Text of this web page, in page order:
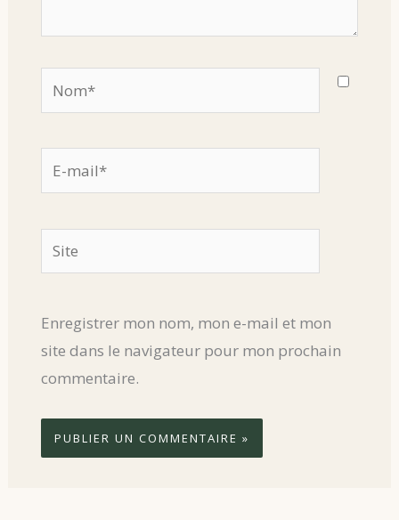
Nom*
E-
mail*
Site
Enregistrer mon nom, mon e-mail et mon
site dans le navigateur pour mon prochain
commentaire.